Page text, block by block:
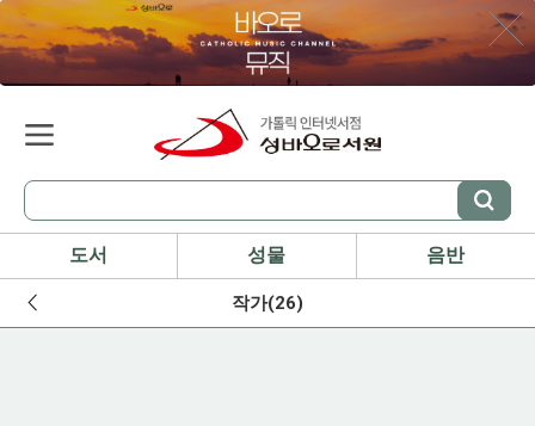
도서 성물 음반
작가(26)